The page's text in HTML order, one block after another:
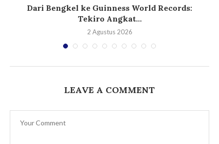
Dari Bengkel ke Guinness World Records:
Tekiro Angkat...
2 Agustus 2026
LEAVE A COMMENT